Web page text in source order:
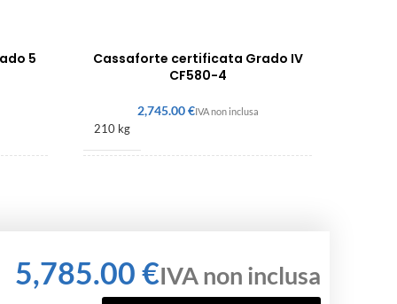
5
Cassaforte certificata Grado IV
CF580-4
€
210 kg
€